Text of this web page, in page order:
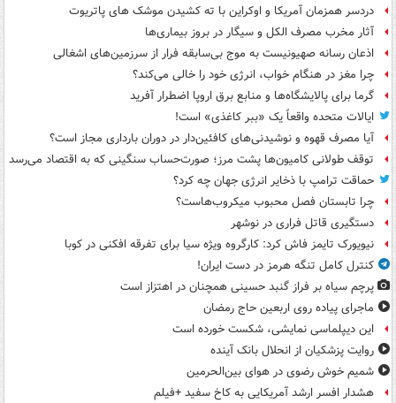
دردسر همزمان آمریکا و اوکراین با ته کشیدن موشک های پاتریوت
آثار مخرب مصرف الکل و سیگار در بروز بیماری‌ها
اذعان رسانه صهیونیست به موج بی‌سابقه فرار از سرزمین‌های اشغالی
چرا مغز در هنگام خواب، انرژی خود را خالی می‌کند؟
گرما برای پالایشگاه‌ها و منابع برق اروپا اضطرار آفرید
ایالات متحده واقعاً یک «ببر کاغذی» است!
آیا مصرف قهوه و نوشیدنی‌های کافئین‌دار در دوران بارداری مجاز است؟
توقف طولانی کامیون‌ها پشت مرز؛ صورت‌حساب سنگینی که به اقتصاد می‌رسد
حماقت ترامپ با ذخایر انرژی جهان چه کرد؟
چرا تابستان فصل محبوب میکروب‌هاست؟
دستگیری قاتل فراری در نوشهر
نیویورک تایمز فاش کرد: کارگروه ویژه سیا برای تفرقه افکنی در کوبا
کنترل کامل تنگه هرمز در دست ایران!
پرچم سیاه بر فراز گنبد حسینی همچنان در اهتزاز است
ماجرای پیاده روی اربعین حاج رمضان
این دیپلماسی نمایشی، شکست خورده است
روایت پزشکیان از انحلال بانک آینده
شمیم خوش رضوی در هوای بین‌الحرمین
هشدار افسر ارشد آمریکایی به کاخ سفید +فیلم